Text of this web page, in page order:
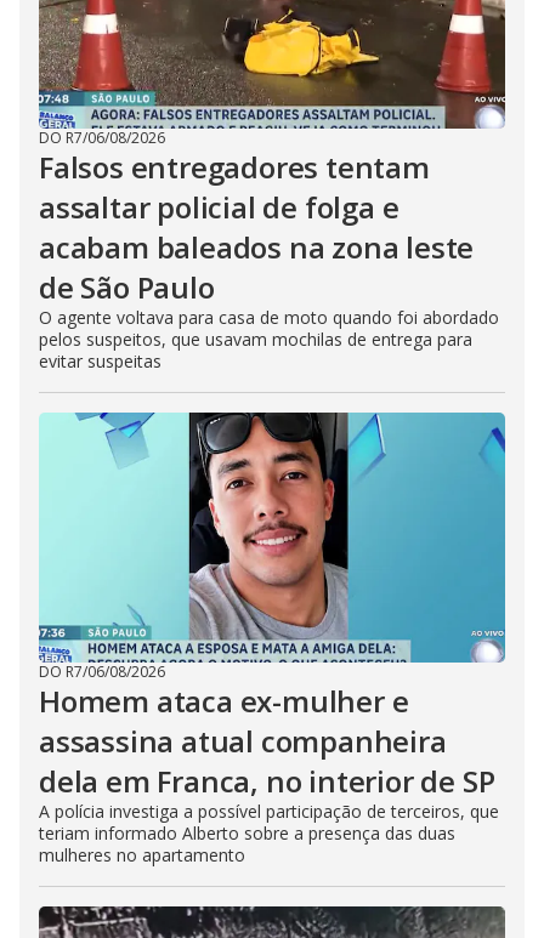
DO R7/06/08/2026
Falsos entregadores tentam
assaltar policial de folga e
acabam baleados na zona leste
de São Paulo
O agente voltava para casa de moto quando foi abordado
pelos suspeitos, que usavam mochilas de entrega para
evitar suspeitas
DO R7/06/08/2026
Homem ataca ex-mulher e
assassina atual companheira
dela em Franca, no interior de SP
A polícia investiga a possível participação de terceiros, que
teriam informado Alberto sobre a presença das duas
mulheres no apartamento